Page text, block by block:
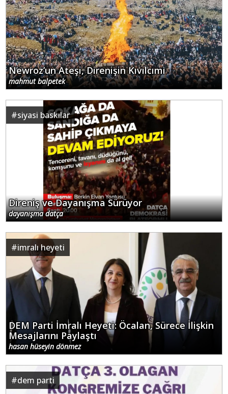
Newroz’un Ateşi, Direnişin Kıvılcımı
mahmut balpetek
#siyasi baskılar
Direniş ve Dayanışma Sürüyor
dayanışma datça
#imralı heyeti
DEM Parti İmralı Heyeti: Öcalan, Sürece İlişkin
Mesajlarını Paylaştı
hasan hüseyin dönmez
#dem parti